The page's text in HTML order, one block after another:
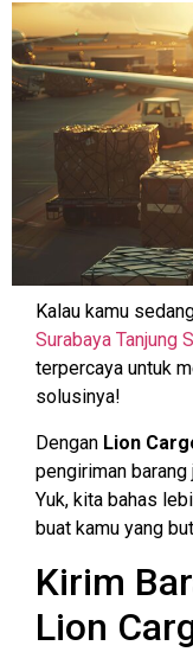
Kalau kamu
Surabaya Tanjung
terpercaya untuk
solusinya!
Dengan Lion
pengiriman
Yuk, kita bahas
buat kamu yang
Kirim
Lion